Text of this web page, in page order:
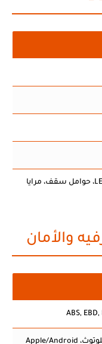
فتحة سقف، مصابيح LED، حوامل سقف، مرايا
والأمان